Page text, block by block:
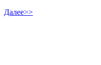
Далее>>